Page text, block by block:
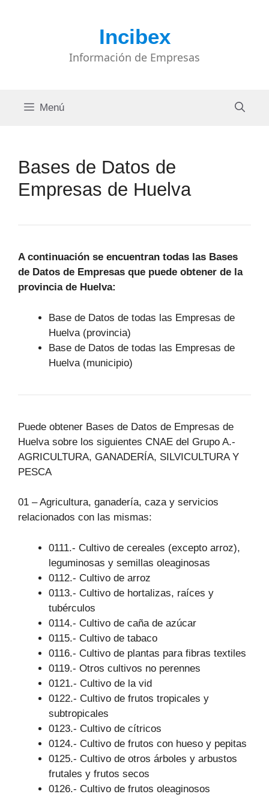
Incibex
Información de Empresas
Menú
Bases de Datos de
Empresas de Huelva
A continuación se encuentran todas las Bases
de Datos de Empresas que puede obtener de la
provincia de Huelva:
Base de Datos de todas las Empresas de
Huelva (provincia)
Base de Datos de todas las Empresas de
Huelva (municipio)
Puede obtener Bases de Datos de Empresas de
Huelva sobre los siguientes CNAE del Grupo A.-
AGRICULTURA, GANADERÍA, SILVICULTURA Y
PESCA
01 – Agricultura, ganadería, caza y servicios
relacionados con las mismas:
0111.- Cultivo de cereales (excepto arroz),
leguminosas y semillas oleaginosas
0112.- Cultivo de arroz
0113.- Cultivo de hortalizas, raíces y
tubérculos
0114.- Cultivo de caña de azúcar
0115.- Cultivo de tabaco
0116.- Cultivo de plantas para fibras textiles
0119.- Otros cultivos no perennes
0121.- Cultivo de la vid
0122.- Cultivo de frutos tropicales y
subtropicales
0123.- Cultivo de cítricos
0124.- Cultivo de frutos con hueso y pepitas
0125.- Cultivo de otros árboles y arbustos
frutales y frutos secos
0126.- Cultivo de frutos oleaginosos